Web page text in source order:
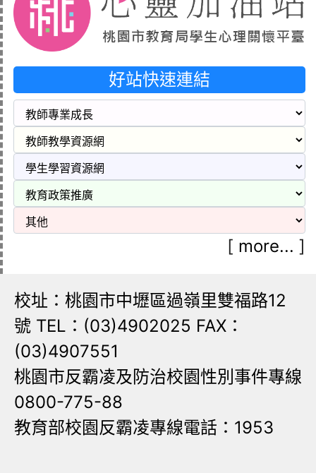
好站快速連結
[ more... ]
校址：桃園市中壢區過嶺里雙福路12
號 TEL：(03)4902025 FAX：
(03)4907551
桃園市反霸凌及防治校園性別事件專線
0800-775-88
教育部校園反霸凌專線電話：1953